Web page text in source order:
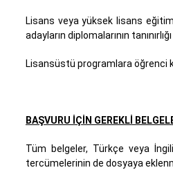
Lisans veya yüksek lisans
adayların diplomalarının
Lisansüstü programlara öğrenci
BAŞVURU İÇİN GEREKLİ
Tüm belgeler, Türkçe veya
tercümelerinin de dosyaya